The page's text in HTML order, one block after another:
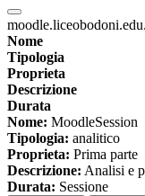
Nome
Tipologia
Proprieta
Descrizione
Durata
Nome: MoodleSession
Tipologia: analitico
Proprieta: Prima parte
Descrizione: Analisi e
Durata: Sessione